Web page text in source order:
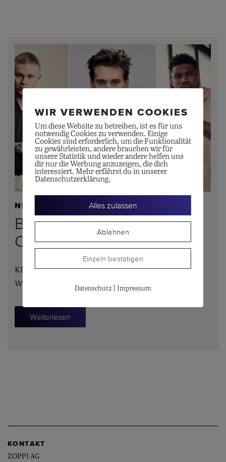
NEWS
Breitling – die neue
Chronomat
KLEINE VERFEINERUNGEN MIT GROSSER
WIRKUNG
Weiterlesen
KONTAKT
ZOPPI AG
WIR VERWENDEN COOKIES
Um diese Website zu betreiben, ist es für uns
notwendig Cookies zu verwenden. Einige
Cookies sind erforderlich, um die Funktionalität
zu gewährleisten, andere brauchen wir für
unsere Statistik und wieder andere helfen uns
dir nur die Werbung anzuzeigen, die dich
interessiert. Mehr erfährst du in unserer
Datenschutzerklärung.
Alles zulassen
Ablehnen
Einzeln bestätigen
Datenschutz| Impressum